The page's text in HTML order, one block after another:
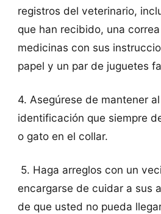
registros del veterinario,
que han recibido, una
medicinas con sus
papel y un par de juguetes
4. Asegúrese de mantener
identificación que siempre
o gato en el collar.
5. Haga arreglos con un
encargarse de cuidar a sus
de que usted no pueda